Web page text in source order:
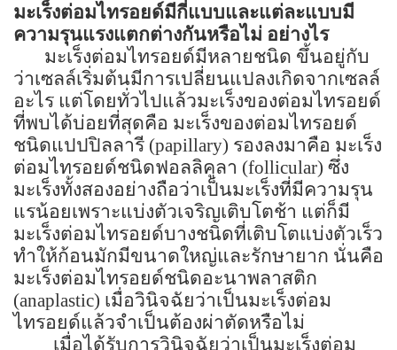
มะเร็งต่อมไทรอยด์มีกี่แบบและแต่ละแบบมี
ความรุนแรงแตกต่างกันหรือไม่ อย่างไร
มะเร็งต่อมไทรอยด์มีหลายชนิด ขึ้นอยู่กับ
ว่าเซลล์เริ่มต้นมีการเปลี่ยนแปลงเกิดจากเซลล์
อะไร แต่โดยทั่วไปแล้วมะเร็งของต่อมไทรอยด์
ที่พบได้บ่อยที่สุดคือ มะเร็งของต่อมไทรอยด์
ชนิดแปปปิลลารี (papillary) รองลงมาคือ มะเร็ง
ต่อมไทรอยด์ชนิดฟอลลิคูลา (follicular) ซึ่ง
มะเร็งทั้งสองอย่างถือว่าเป็นมะเร็งที่มีความรุน
แรน้อยเพราะแบ่งตัวเจริญเติบโตช้า แต่ก็มี
มะเร็งต่อมไทรอยด์บางชนิดที่เติบโตแบ่งตัวเร็ว
ทำให้ก้อนมักมีขนาดใหญ่และรักษายาก นั่นคือ
มะเร็งต่อมไทรอยด์ชนิดอะนาพลาสติก
(anaplastic) เมื่อวินิจฉัยว่าเป็นมะเร็งต่อม
ไทรอยด์แล้วจำเป็นต้องผ่าตัดหรือไม่
เมื่อได้รับการวินิจฉัยว่าเป็นมะเร็งต่อม